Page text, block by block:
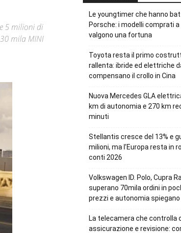
5 milioni di
mila MINI
Le youngtimer che hanno
Porsche: i modelli comprati
valgono una fortuna
Toyota resta il primo
rallenta: ibride ed elettriche
compensano il crollo in Cina
Nuova Mercedes GLA
km di autonomia e 270 km
minuti
Stellantis cresce del 13% e
milioni, ma l’Europa resta in
conti 2026
Volkswagen ID. Polo, Cupra
superano 70mila ordini in
prezzi e autonomia spiegano
La telecamera che controlla
assicurazione e revisione: